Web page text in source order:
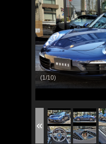
(1/10)